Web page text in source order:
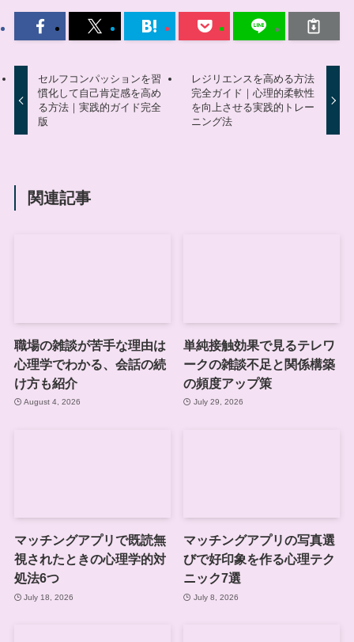
セルフコンパッションを習
慣化して自己肯定感を高め
る方法｜実践的ガイド完全
版
レジリエンスを高める方法
完全ガイド｜心理的柔軟性
を向上させる実践的トレー
ニング法
関連記事
職場の雑談が苦手な理由は
心理学でわかる、会話の続
け方も紹介
August 4, 2026
単純接触効果で見るテレワ
ークの雑談不足と関係構築
の頻度アップ策
July 29, 2026
マッチングアプリで既読無
視されたときの心理学的対
処法6つ
July 18, 2026
マッチングアプリの写真選
びで好印象を作る心理テク
ニック7選
July 8, 2026